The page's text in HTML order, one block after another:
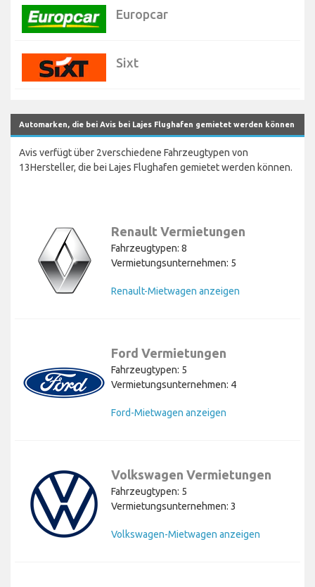
Europcar
Sixt
Automarken, die bei Avis bei Lajes Flughafen gemietet werden können
Avis verfügt über 2verschiedene Fahrzeugtypen von
13Hersteller, die bei Lajes Flughafen gemietet werden können.
Renault Vermietungen
Fahrzeugtypen: 8
Vermietungsunternehmen: 5
Renault-Mietwagen anzeigen
Ford Vermietungen
Fahrzeugtypen: 5
Vermietungsunternehmen: 4
Ford-Mietwagen anzeigen
Volkswagen Vermietungen
Fahrzeugtypen: 5
Vermietungsunternehmen: 3
Volkswagen-Mietwagen anzeigen